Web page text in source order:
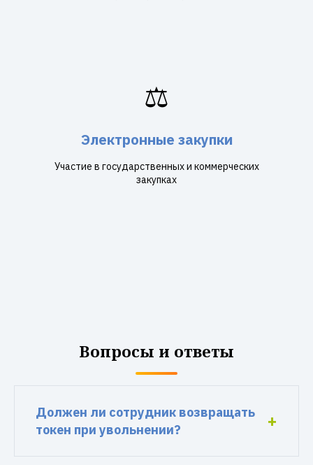
⚖️
Электронные закупки
Участие в государственных и коммерческих
закупках
Вопросы и ответы
Должен ли сотрудник возвращать
токен при увольнении?